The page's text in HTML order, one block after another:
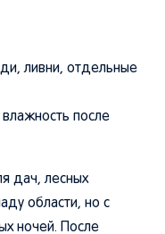
ливни, отдельные
после
дач, лесных
области, но с
ночей. После